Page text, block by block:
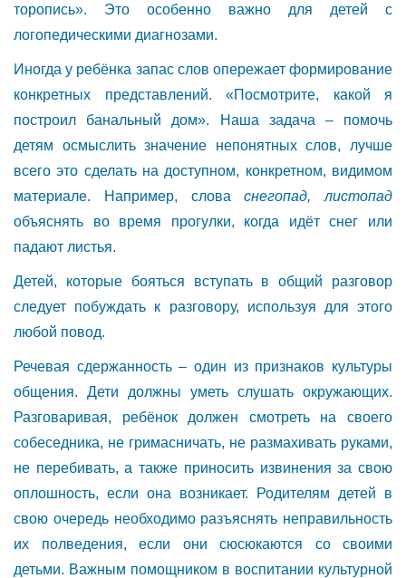
торопись». Это особенно важно для детей с
логопедическими диагнозами.
Иногда у ребёнка запас слов опережает формирование
конкретных представлений. «Посмотрите, какой я
построил банальный дом». Наша задача – помочь
детям осмыслить значение непонятных слов, лучше
всего это сделать на доступном, конкретном, видимом
материале. Например, словаснегопад, листопад
объяснять во время прогулки, когда идёт снег или
падают листья.
Детей, которые бояться вступать в общий разговор
следует побуждать к разговору, используя для этого
любой повод.
Речевая сдержанность – один из признаков культуры
общения. Дети должны уметь слушать окружающих.
Разговаривая, ребёнок должен смотреть на своего
собеседника, не гримасничать, не размахивать руками,
не перебивать, а также приносить извинения за свою
оплошность, если она возникает. Родителям детей в
свою очередь необходимо разъяснять неправильность
их полведения, если они сюсюкаются со своими
детьми. Важным помощником в воспитании культурной